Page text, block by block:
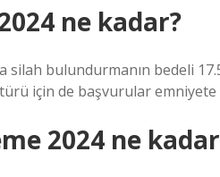
ne kadar?
silah bulundurmanın bedeli
için de başvurular emniyete
2024 ne